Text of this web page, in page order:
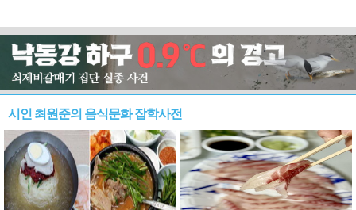
시인 최원준의 음식문화 잡학사전